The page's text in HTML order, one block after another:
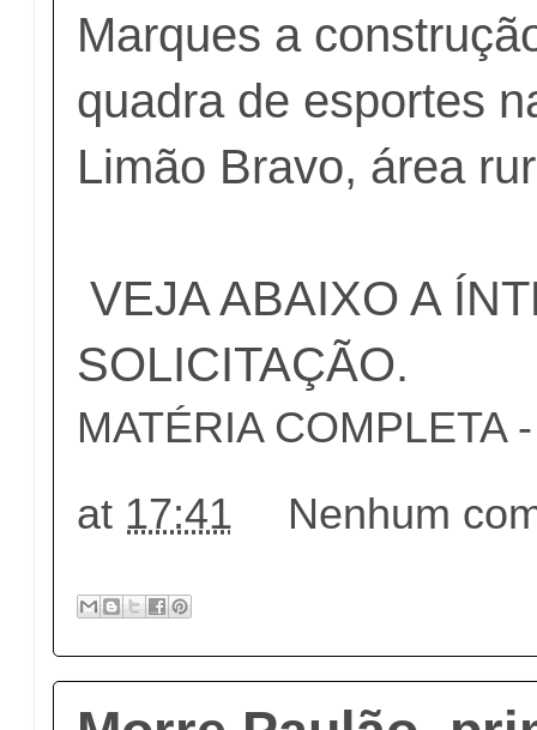
Marques a
quadra de esportes
Limão Bravo, área
VEJA ABAIXO A
SOLICITAÇÃO.
MATÉRIA COMPLETA
at 17:41 Nenhum